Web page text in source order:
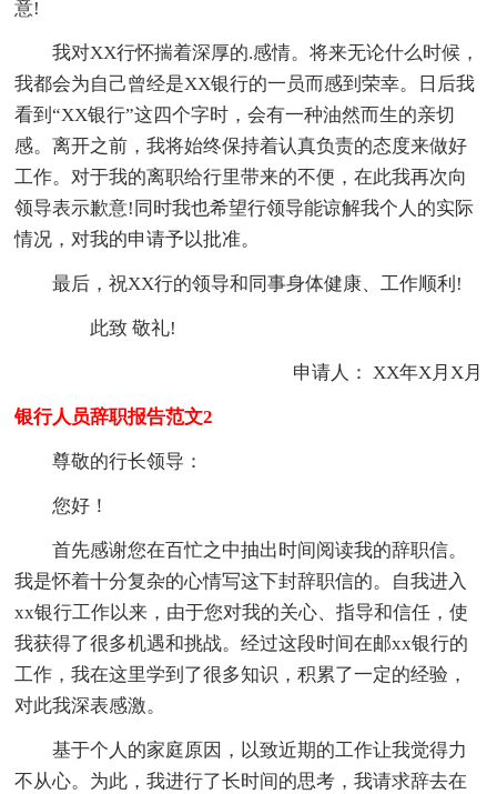
意!
我对XX行怀揣着深厚的.感情。将来无论什么时候，
我都会为自己曾经是XX银行的一员而感到荣幸。日后我
看到“XX银行”这四个字时，会有一种油然而生的亲切
感。离开之前，我将始终保持着认真负责的态度来做好
工作。对于我的离职给行里带来的不便，在此我再次向
领导表示歉意!同时我也希望行领导能谅解我个人的实际
情况，对我的申请予以批准。
最后，祝XX行的领导和同事身体健康、工作顺利!
此致 敬礼!
申请人： XX年X月X月
银行人员辞职报告范文2
尊敬的行长领导：
您好！
首先感谢您在百忙之中抽出时间阅读我的辞职信。
我是怀着十分复杂的心情写这下封辞职信的。自我进入
xx银行工作以来，由于您对我的关心、指导和信任，使
我获得了很多机遇和挑战。经过这段时间在邮xx银行的
工作，我在这里学到了很多知识，积累了一定的经验，
对此我深表感激。
基于个人的家庭原因，以致近期的工作让我觉得力
不从心。为此，我进行了长时间的思考，我请求辞去在